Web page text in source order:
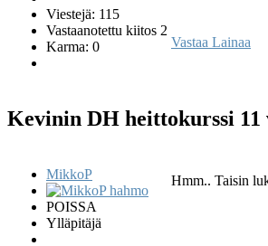
Viestejä: 115
Vastaanotettu kiitos 2
Karma: 0
Vastaa Lainaa
Kevinin DH heittokurssi
MikkoP
POISSA
Ylläpitäjä
Hmm.. Taisin